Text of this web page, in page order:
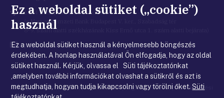
Cím 1054 Budapest, Kiss Ernő utca 1.
(a Magyar Nemzeti Bank Budapest V. ker., Szabadság tér
8-9. szám alatti székházának Kiss Ernő utca 1. szám alatti bejárata)
Email
cím
penztar@mnb.hu
© Magyar Nemzeti Bank |Impresszum|Jogi nyilatkozat|Adatkezelési
Ez a weboldal sütiket („cookie”)
használ
Ez a weboldal sütiket használ a kényelmesebb böngészés
érdekében. A honlap használatával Ön elfogadja, hogy az oldal
sütiket használ. Kérjük, olvassa el Süti tájékoztatónkat
,amelyben további információkat olvashat a sütikről és azt is
megtudhatja, hogyan tudja kikapcsolni vagy törölni őket.Süti